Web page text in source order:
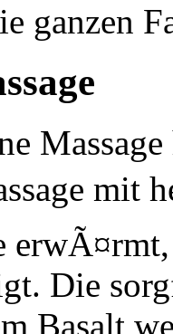
ganzen
mit
Die
Basalt